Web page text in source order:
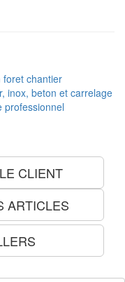
foret chantier
inox, beton et carrelage
professionnel
CLIENT
ARTICLES